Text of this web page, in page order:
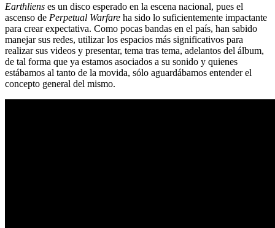
Earthliens es un disco esperado en la escena nacional, pues el
ascenso de Perpetual Warfare ha sido lo suficientemente impactante
para crear expectativa. Como pocas bandas en el país, han sabido
manejar sus redes, utilizar los espacios más significativos para
realizar sus videos y presentar, tema tras tema, adelantos del álbum,
de tal forma que ya estamos asociados a su sonido y quienes
estábamos al tanto de la movida, sólo aguardábamos entender el
concepto general del mismo.